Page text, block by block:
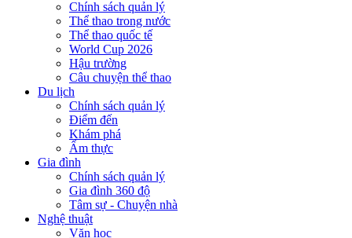
Chính sách quản lý
Thể thao trong nước
Thể thao quốc tế
World Cup 2026
Hậu trường
Câu chuyện thể thao
Du lịch
Chính sách quản lý
Điểm đến
Khám phá
Ẩm thực
Gia đình
Chính sách quản lý
Gia đình 360 độ
Tâm sự - Chuyện nhà
Nghệ thuật
Văn học